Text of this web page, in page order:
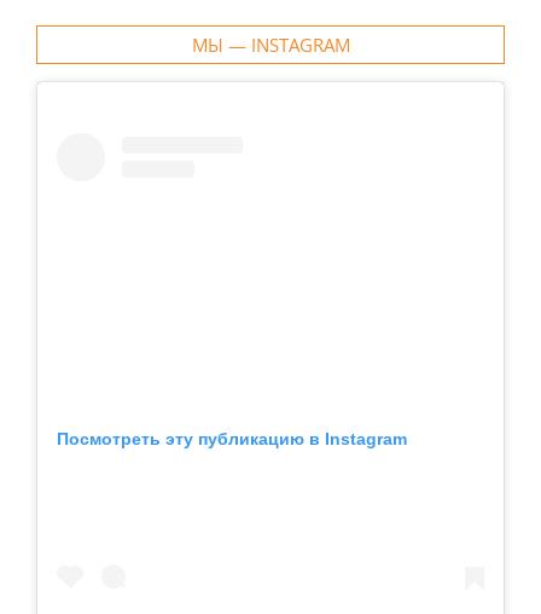
МЫ — INSTAGRAM
Посмотреть эту публикацию в Instagram